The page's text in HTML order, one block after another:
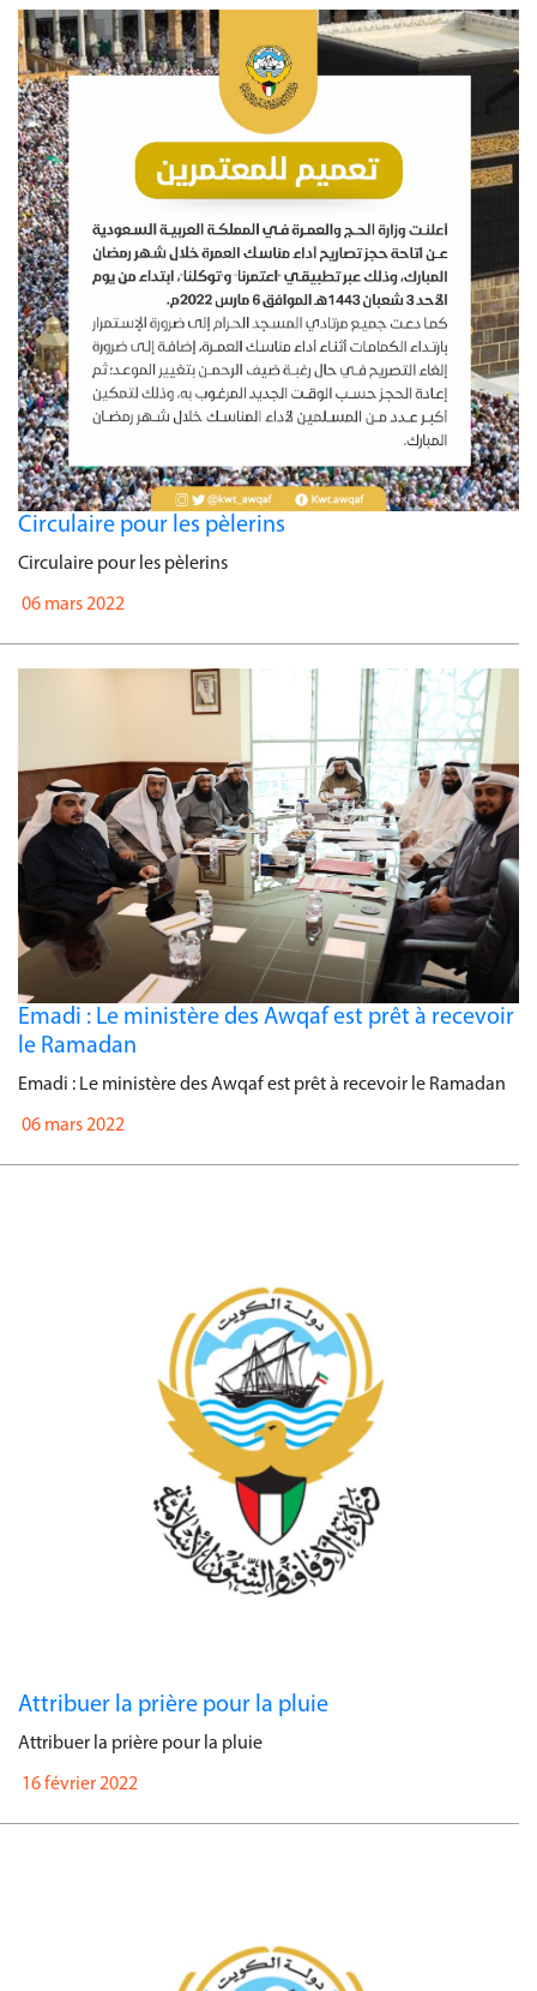
Circulaire pour les pèlerins
Circulaire pour les pèlerins
06 mars 2022
Emadi : Le ministère des Awqaf est prêt à recevoir
le Ramadan
Emadi : Le ministère des Awqaf est prêt à recevoir le Ramadan
06 mars 2022
Attribuer la prière pour la pluie
Attribuer la prière pour la pluie
16 février 2022